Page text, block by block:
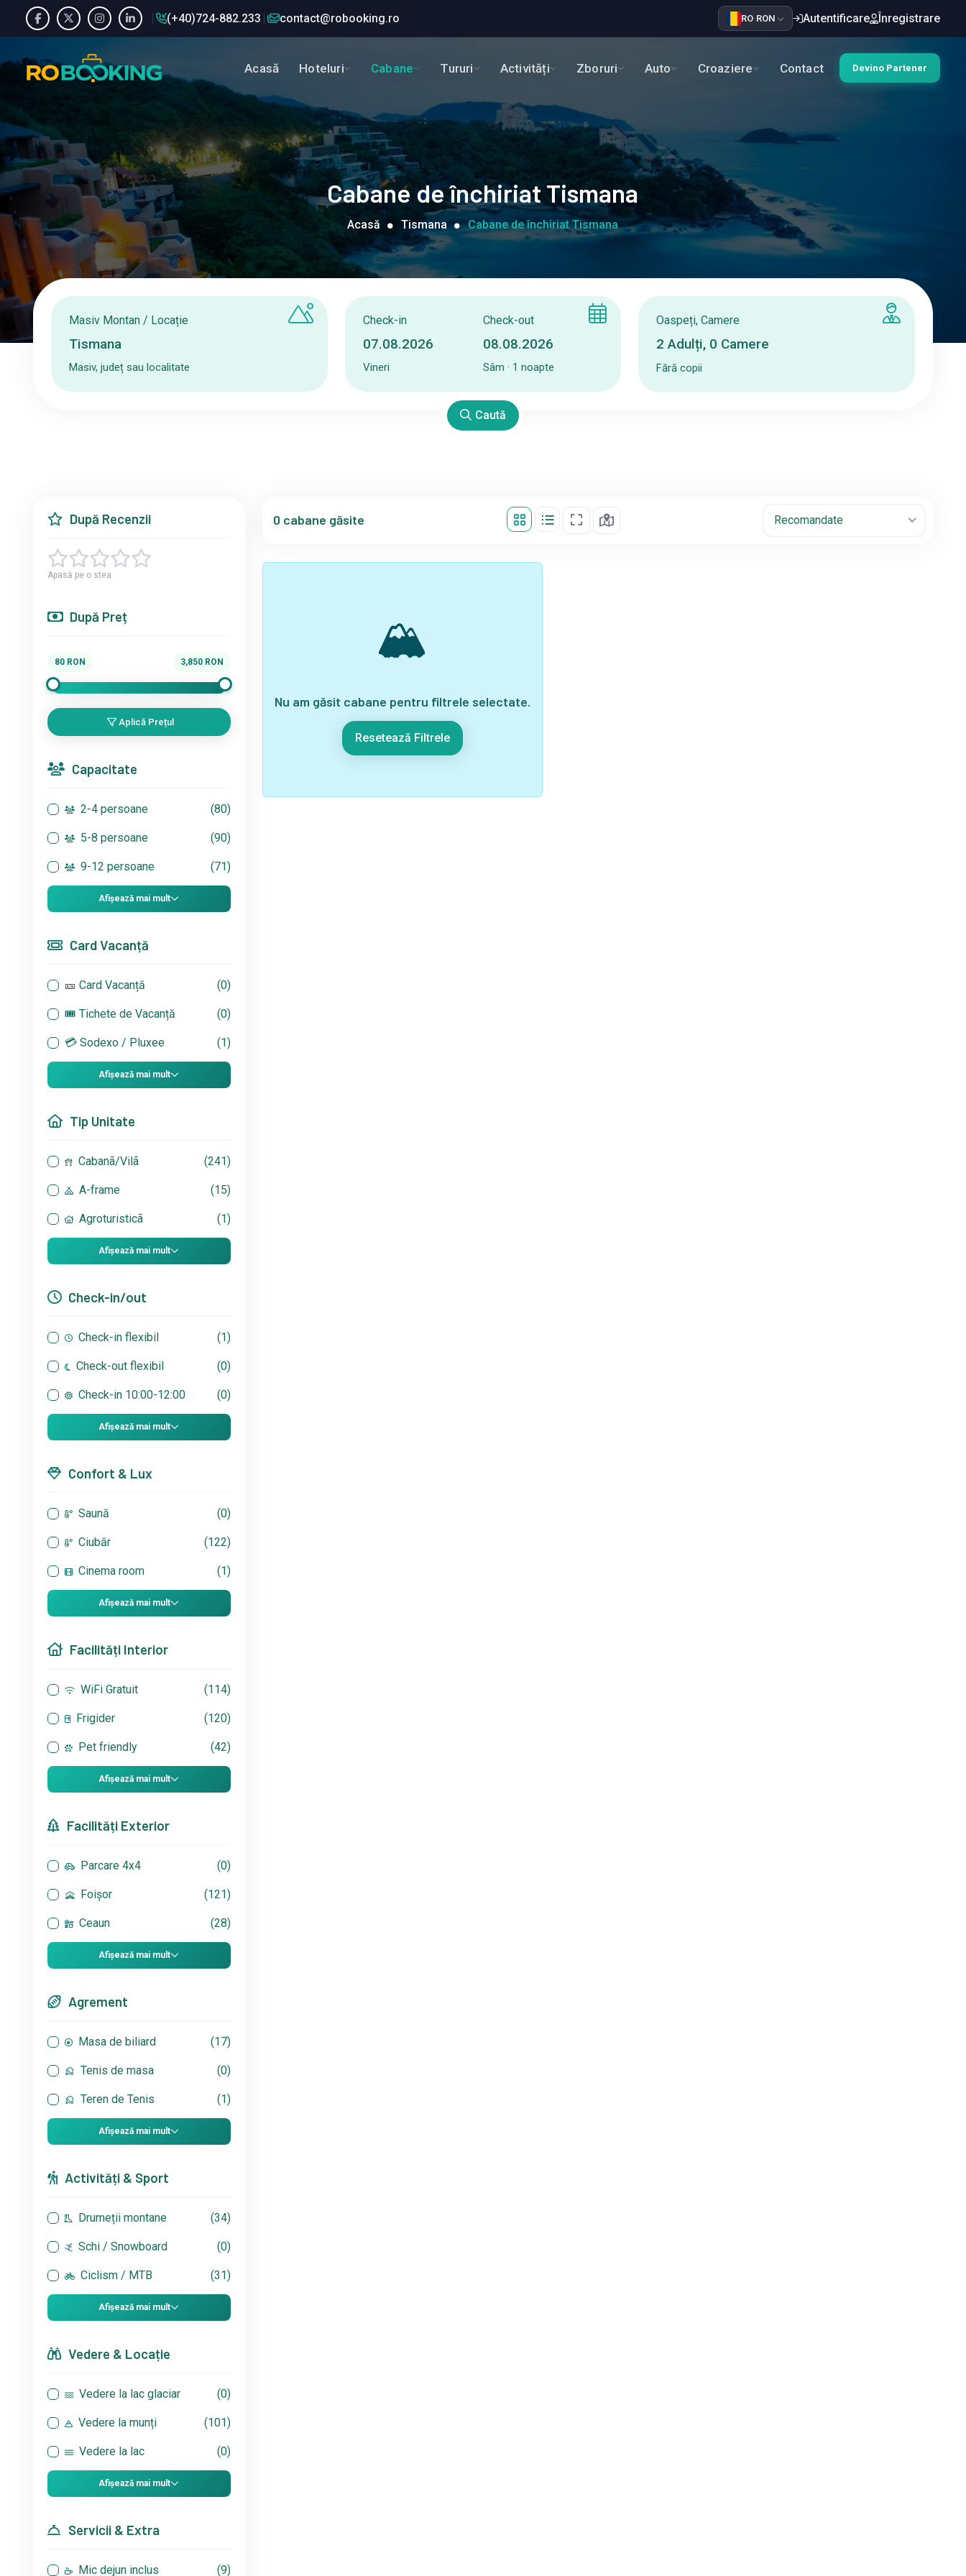
(+40)724-882.233 contact@robooking.ro RO·RON Autentificare Înregistrare
Acasă Hoteluri Cabane Tururi Activități Zboruri Auto Croaziere Contact Devino Partener
Cabane de închiriat Tismana
Acasă Tismana Cabane de închiriat Tismana
Masiv Montan / Locație
Masiv, județ sau localitate
Check-in
Vineri
Check-out
Sâm · 1 noapte
Oaspeți, Camere
2 Adulți, 0 Camere
Fără copii
Caută
După Recenzii
Apasă pe o stea
După Preț
80RON 3,850RON
Aplică Prețul
Capacitate
2-4 persoane (80)
5-8 persoane (90)
9-12 persoane (71)
Afișează mai mult
Card Vacanță
🎫 Card Vacanță (0)
🎟 Tichete de Vacanță (0)
💳 Sodexo / Pluxee (1)
Afișează mai mult
Tip Unitate
Cabanã/Vilã (241)
A-frame (15)
Agroturisticã (1)
Afișează mai mult
Check-in/out
Check-in flexibil (1)
Check-out flexibil (0)
Check-in 10:00-12:00 (0)
Afișează mai mult
Confort & Lux
Saună (0)
Ciubăr (122)
Cinema room (1)
Afișează mai mult
Facilități Interior
WiFi Gratuit (114)
Frigider (120)
Pet friendly (42)
Afișează mai mult
Facilități Exterior
Parcare 4x4 (0)
Foișor (121)
Ceaun (28)
Afișează mai mult
Agrement
Masa de biliard (17)
Tenis de masa (0)
Teren de Tenis (1)
Afișează mai mult
Activități & Sport
Drumeții montane (34)
Schi / Snowboard (0)
Ciclism / MTB (31)
Afișează mai mult
Vedere & Locație
Vedere la lac glaciar (0)
Vedere la munți (101)
Vedere la lac (0)
Afișează mai mult
Servicii & Extra
Mic dejun inclus (9)
0 cabane găsite Recomandate
🏔
Nu am găsit cabane pentru filtrele selectate.
Resetează Filtrele